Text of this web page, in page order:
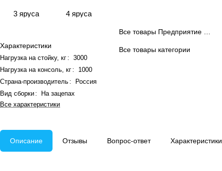
3 яруса 4 яруса
Характеристики
Нагрузка на стойку, кг : 3000
Нагрузка на консоль, кг :
1000
Страна-производитель :
Россия
Вид сборки :
На зацепах
Все характеристики
Все товары категории
Описание Отзывы Вопрос-ответ Характеристики